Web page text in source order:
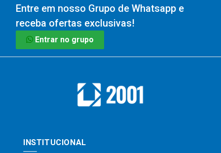
Entre em nosso Grupo de Whatsapp e
receba ofertas exclusivas!
Entrar no grupo
INSTITUCIONAL